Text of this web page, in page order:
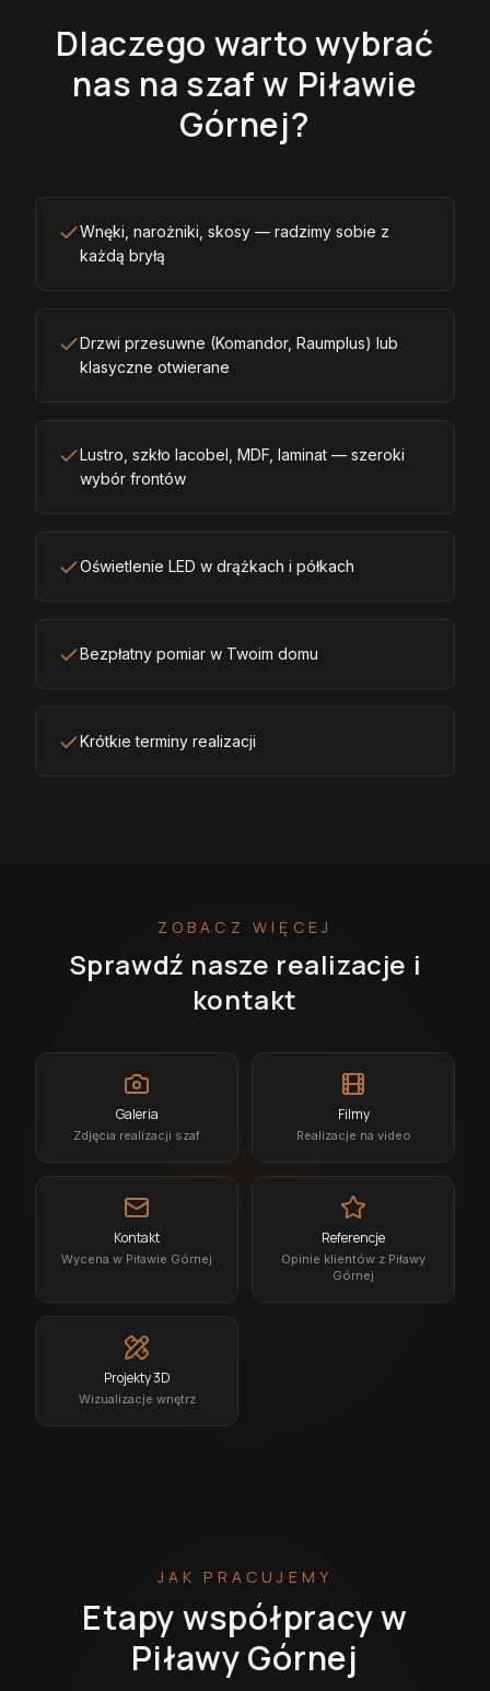
Dlaczego warto wybrać
nas na szaf w Piławie
Górnej?
Wnęki, narożniki, skosy — radzimy sobie z
każdą bryłą
Drzwi przesuwne (Komandor, Raumplus) lub
klasyczne otwierane
Lustro, szkło lacobel, MDF, laminat — szeroki
wybór frontów
Oświetlenie LED w drążkach i półkach
Bezpłatny pomiar w Twoim domu
Krótkie terminy realizacji
ZOBACZ WIĘCEJ
Sprawdź nasze realizacje i
kontakt
Galeria
Zdjęcia realizacji szaf
Filmy
Realizacje na video
Kontakt
Wycena w Piławie Górnej
Referencje
Opinie klientów z Piławy
Górnej
Projekty 3D
Wizualizacje wnętrz
JAK PRACUJEMY
Etapy współpracy w
Piławy Górnej